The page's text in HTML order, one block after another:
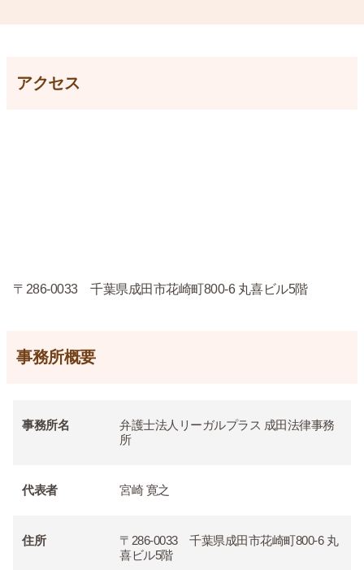
アクセス
〒286-0033 千葉県成田市花崎町800-6 丸喜ビル5階
事務所概要
事務所名
弁護士法人リーガルプラス 成田法律事務
所
代表者 宮崎 寛之
住所
〒286-0033 千葉県成田市花崎町800-6 丸
喜ビル5階